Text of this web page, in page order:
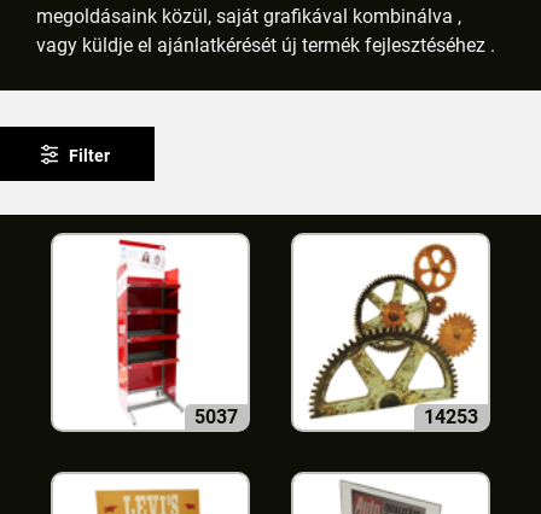
megoldásaink közül, saját grafikával kombinálva ,
vagy küldje el ajánlatkérését új termék fejlesztéséhez .
Filter
5037 14253